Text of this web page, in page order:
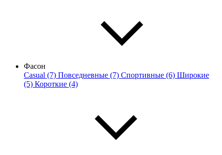
Фасон
Casual (7) Повседневные (7) Спортивные (6) Широкие
(5) Короткие (4)